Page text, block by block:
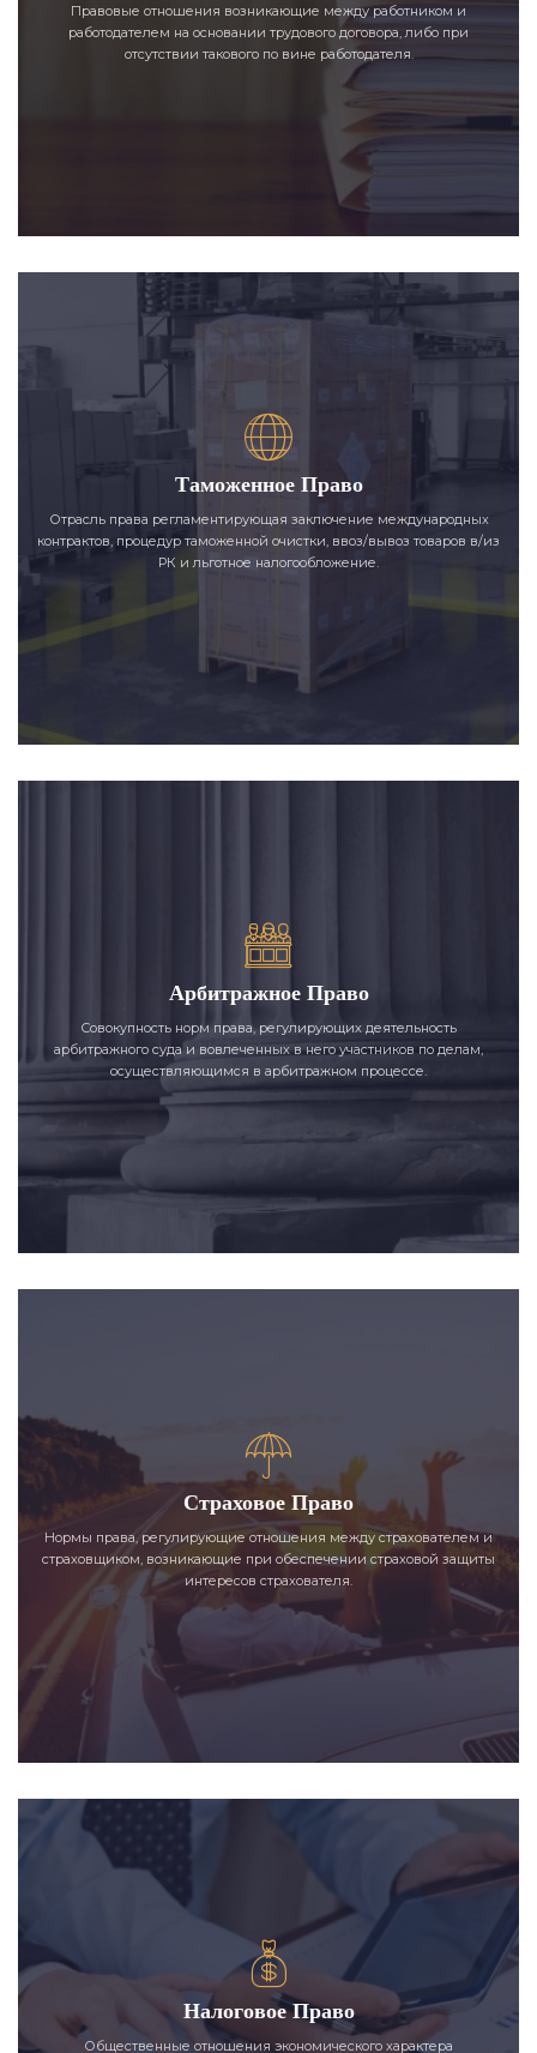
Правовые отношения возникающие между работником и
работодателем на основании трудового договора, либо при
отсутствии такового по вине работодателя.
Таможенное Право
Отрасль права регламентирующая заключение международных
контрактов, процедур таможенной очистки, ввоз/вывоз товаров в/из
РК и льготное налогообложение.
Арбитражное Право
Совокупность норм права, регулирующих деятельность
арбитражного суда и вовлеченных в него участников по делам,
осуществляющимся в арбитражном процессе.
Страховое Право
Нормы права, регулирующие отношения между страхователем и
страховщиком, возникающие при обеспечении страховой защиты
интересов страхователя.
Налоговое Право
Общественные отношения экономического характера